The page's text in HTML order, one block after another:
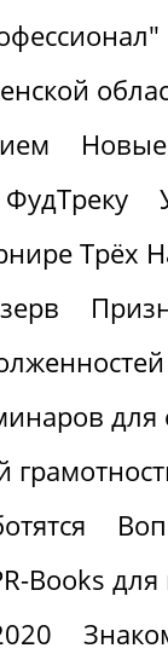
Трёх
для
Books для